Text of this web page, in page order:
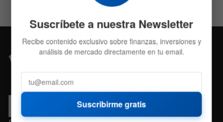
Suscríbete a nuestra Newsletter
Recibe contenido exclusivo sobre finanzas, inversiones y
análisis de mercado directamente en tu email.
Suscribirme gratis